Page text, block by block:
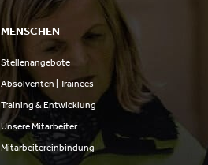
MENSCHEN
Stellenangebote
Absolventen | Trainees
Training & Entwicklung
Unsere Mitarbeiter
Mitarbeitereinbindung